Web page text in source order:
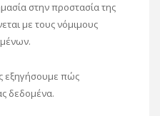
στην προστασία της
με τους νόμιμους
εξηγήσουμε πώς
δεδομένα.